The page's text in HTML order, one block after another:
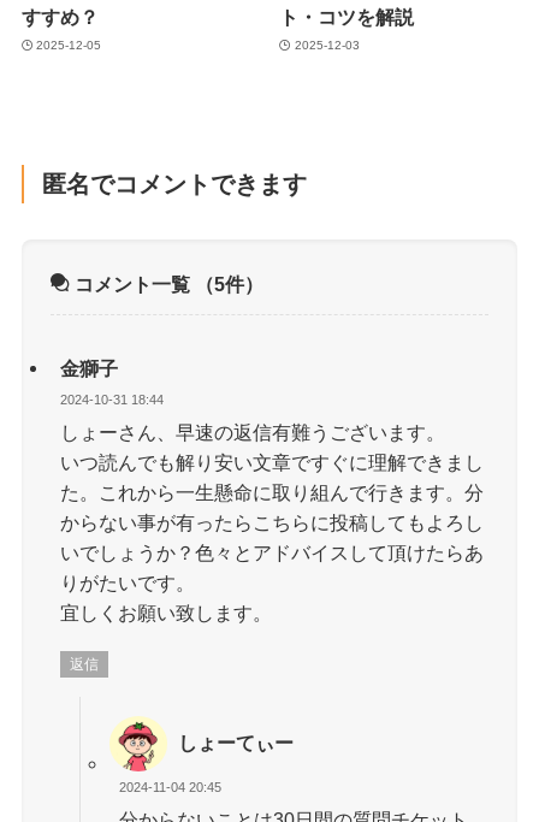
すすめ？
2025-12-05
ト・コツを解説
2025-12-03
匿名でコメントできます
コメント一覧 （5件）
金獅子
2024-10-31 18:44
しょーさん、早速の返信有難うございます。
いつ読んでも解り安い文章ですぐに理解できまし
た。これから一生懸命に取り組んで行きます。分
からない事が有ったらこちらに投稿してもよろし
いでしょうか？色々とアドバイスして頂けたらあ
りがたいです。
宜しくお願い致します。
返信
しょーてぃー
2024-11-04 20:45